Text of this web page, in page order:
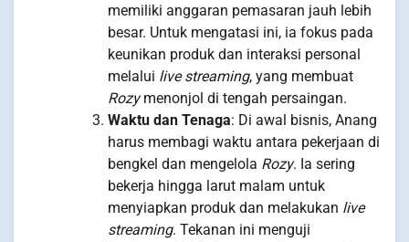
memiliki anggaran pemasaran jauh lebih
besar. Untuk mengatasi ini, ia fokus pada
keunikan produk dan interaksi personal
melalui live streaming, yang membuat
Rozymenonjol di tengah persaingan.
Waktu dan Tenaga: Di awal bisnis, Anang
harus membagi waktu antara pekerjaan di
bengkel dan mengelola Rozy. Ia sering
bekerja hingga larut malam untuk
menyiapkan produk dan melakukan live
streaming. Tekanan ini menguji